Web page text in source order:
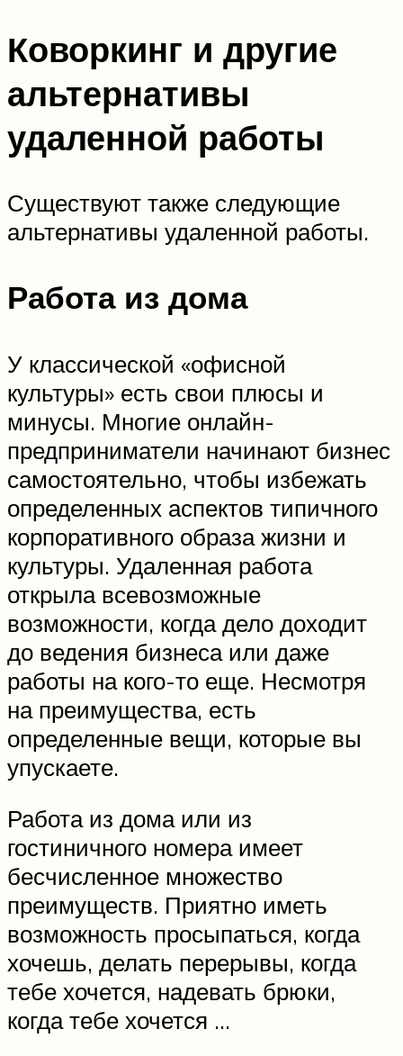
Коворкинг и другие
альтернативы
удаленной работы
Существуют также следующие
альтернативы удаленной работы.
Работа из дома
У классической «офисной
культуры» есть свои плюсы и
минусы. Многие онлайн-
предприниматели начинают бизнес
самостоятельно, чтобы избежать
определенных аспектов типичного
корпоративного образа жизни и
культуры. Удаленная работа
открыла всевозможные
возможности, когда дело доходит
до ведения бизнеса или даже
работы на кого-то еще. Несмотря
на преимущества, есть
определенные вещи, которые вы
упускаете.
Работа из дома или из
гостиничного номера имеет
бесчисленное множество
преимуществ. Приятно иметь
возможность просыпаться, когда
хочешь, делать перерывы, когда
тебе хочется, надевать брюки,
когда тебе хочется …